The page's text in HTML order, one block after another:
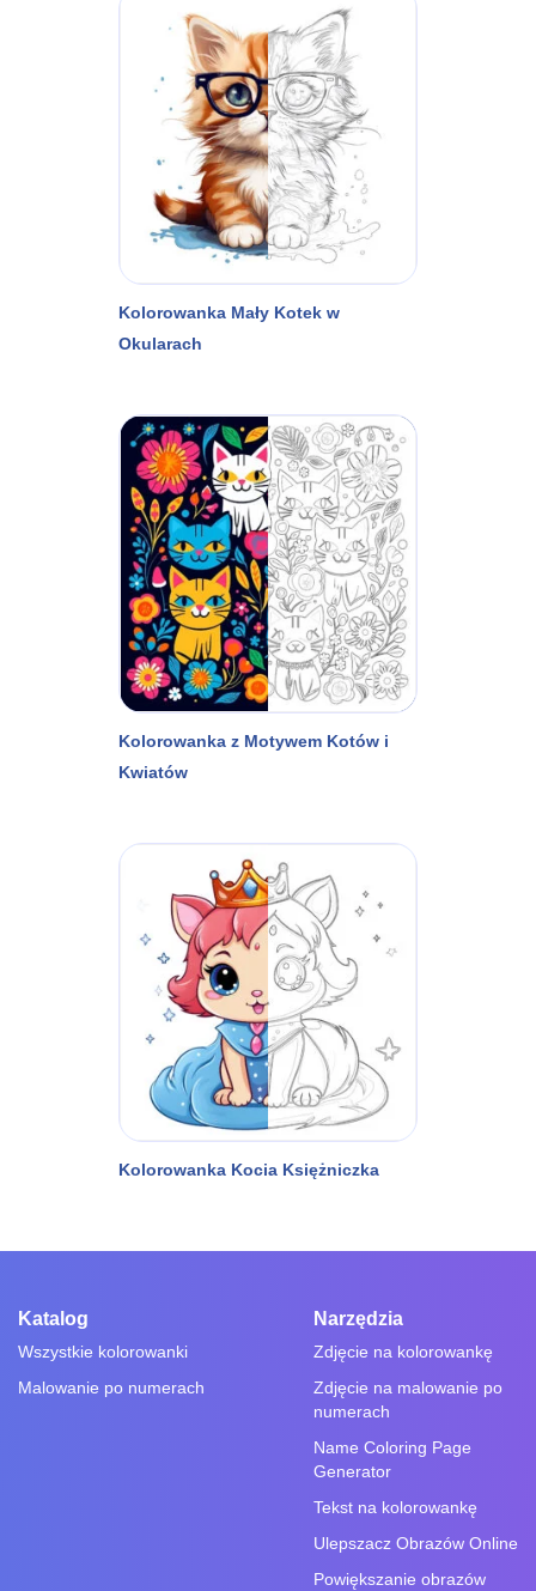
Kolorowanka Mały Kotek w
Okularach
Kolorowanka z Motywem Kotów i
Kwiatów
Kolorowanka Kocia Księżniczka
Katalog
Wszystkie kolorowanki
Malowanie po numerach
Narzędzia
Zdjęcie na kolorowankę
Zdjęcie na malowanie po
numerach
Name Coloring Page
Generator
Tekst na kolorowankę
Ulepszacz Obrazów Online
Powiększanie obrazów